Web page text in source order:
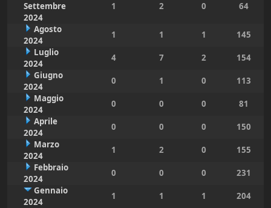
Settembre
2024
1 2 0 64
Agosto
2024
1 1 1
145
Luglio
2024
4 7 2
154
Giugno
2024
0 1 0
113
Maggio
2024
0 0 0
81
Aprile
2024
0 0 0
150
Marzo
2024
1 2 0
155
Febbraio
2024
0 0 0
231
Gennaio
2024
1 1 1
204